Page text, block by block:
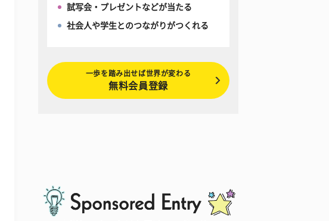
試写会・プレゼントなどが当たる
社会人や学生とのつながりがつくれる
一歩を踏み出せば世界が変わる
無料会員登録